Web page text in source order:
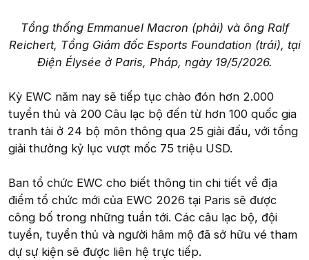
Tổng thống Emmanuel Macron (phải) và ông Ralf
Reichert, Tổng Giám đốc Esports Foundation (trái), tại
Điện Élysée ở Paris, Pháp, ngày 19/5/2026.
Kỳ EWC năm nay sẽ tiếp tục chào đón hơn 2.000
tuyển thủ và 200 Câu lạc bộ đến từ hơn 100 quốc gia
tranh tài ở 24 bộ môn thông qua 25 giải đấu, với tổng
giải thưởng kỷ lục vượt mốc 75 triệu USD.
Ban tổ chức EWC cho biết thông tin chi tiết về địa
điểm tổ chức mới của EWC 2026 tại Paris sẽ được
công bố trong những tuần tới. Các câu lạc bộ, đội
tuyển, tuyển thủ và người hâm mộ đã sở hữu vé tham
dự sự kiện sẽ được liên hệ trực tiếp.